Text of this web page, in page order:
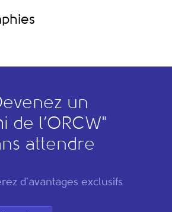
un
de l’ORCW"
attendre
d'avantages exclusifs